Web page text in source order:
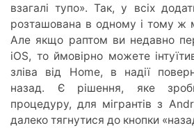
взагалі тупо». Так, у всіх
розташована в одному і тому ж
Але якщо раптом ви недавно
iOS, то ймовірно можете
зліва від Home, в надії
назад. Є рішення, яке
процедуру, для мігрантів з
далеко тягнутися до кнопки